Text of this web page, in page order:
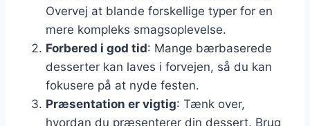
Overvej at blande forskellige typer for en
mere kompleks smagsoplevelse.
Forbered i god tid: Mange bærbaserede
desserter kan laves i forvejen, så du kan
fokusere på at nyde festen.
Præsentation er vigtig: Tænk over,
hvordan du præsenterer din dessert. Brug